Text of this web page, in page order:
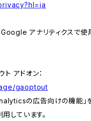
アナリティクスで
アドオン：
gaoptout
の広告向けの機能
しています。